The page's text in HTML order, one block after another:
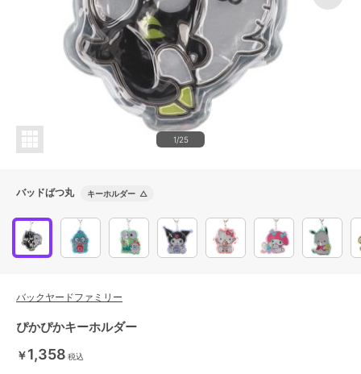
1/25
バッドばつ丸 キーホルダー △
バックヤードファミリー
ぴかぴかキーホルダー
￥1,358 税込